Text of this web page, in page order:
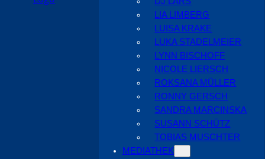
LIA LIMBERG
LUISA KRAKE
LUKA STADELMEIER
LYNN BISCHOFF
NICOLE LIERSCH
ROKSANA MÜLLER
RONNY GERSCH
SANDRA MARCINSKA
SUSANN SCHÜTZ
TOBIAS MUSCHTER
MEDIATHEK